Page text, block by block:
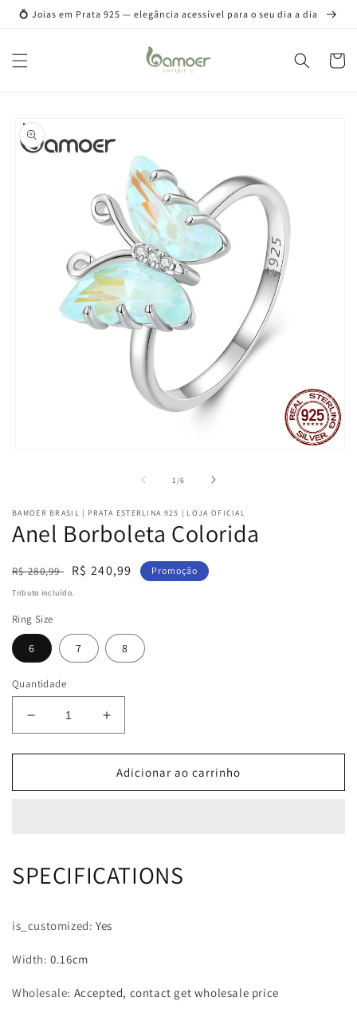
para o
💍 Joias em Prata 925 — elegância acessível para o seu dia a dia
as
informações
do produto
modal
1 /de
6
BAMOER BRASIL | PRATA ESTERLINA 925 | LOJA OFICIAL
Anel Borboleta Colorida
Preço
normal
R$ 280,99
Preço
R$ 240,99 Promoção
Tributo incluído.
Ring Size
6 7 8
Quantidade
Diminuir
a
quantidade
Anel
Aumentar
a
quantidade
de
Anel
Adicionar ao carrinho
SPECIFICATIONS
is_customized:Yes
Width:0.16cm
Wholesale: Accepted, contact get wholesale price